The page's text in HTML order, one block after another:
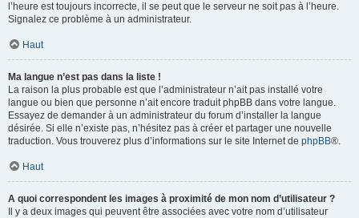
l’heure est toujours incorrecte, il se peut que le serveur ne soit pas à l’heure.
Signalez ce problème à un administrateur.
Haut
Ma langue n’est pas dans la liste !
La raison la plus probable est que l’administrateur n’ait pas installé votre
langue ou bien que personne n’ait encore traduit phpBB dans votre langue.
Essayez de demander à un administrateur du forum d’installer la langue
désirée. Si elle n’existe pas, n’hésitez pas à créer et partager une nouvelle
traduction. Vous trouverez plus d’informations sur le site Internet de phpBB®.
Haut
A quoi correspondent les images à proximité de mon nom d’utilisateur ?
Il y a deux images qui peuvent être associées avec votre nom d’utilisateur